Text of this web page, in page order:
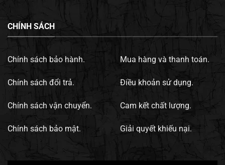
CHÍNH SÁCH
Chính sách bảo hành.
Chính sách đổi trả.
Chính sách vận chuyển.
Chính sách bảo mật.
Mua hàng và thanh toán.
Điều khoản sử dụng.
Cam kết chất lượng.
Giải quyết khiếu nại.